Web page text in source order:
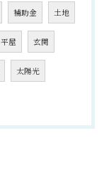
補助金 土地
平屋 玄関
太陽光